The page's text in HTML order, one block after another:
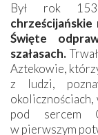
Był rok
Święte
szałasach.
Aztekowie,
z ludzi,
okolicznościach,
pod sercem
w pierwszym